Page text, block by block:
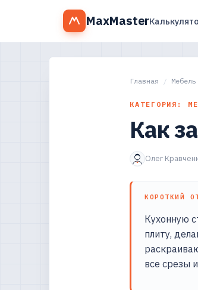
MaxMaster
Главная / Мебель
КАТЕГОРИЯ:
Как
Олег
КОРОТКИЙ
Кухонную
плиту,
все срезы